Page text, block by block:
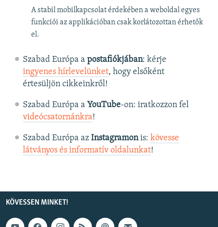
A stabil mobilkapcsolat érdekében a weboldal egyes
funkciói az applikációban csak korlátozottan érhetők
el.
Szabad Európa a postafiókjában: kérje
ingyenes hírlevelünket, hogy elsőként
értesüljön cikkeinkről!
Szabad Európa a YouTube-on: iratkozzon fel
videócsatornánkra!
Szabad Európa az Instagramonis: kövesse
látványos és informatív oldalunkat! ​
KÖVESSEN MINKET!